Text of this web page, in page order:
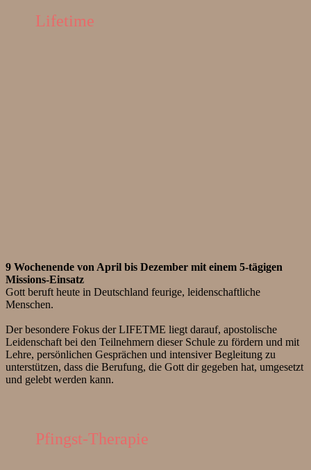
Lifetime
9 Wochenende von April bis Dezember mit einem 5-tägigen
Missions-Einsatz
Gott beruft heute in Deutschland feurige, leidenschaftliche
Menschen.
Der besondere Fokus der LIFETME liegt darauf, apostolische
Leidenschaft bei den Teilnehmern dieser Schule zu fördern und mit
Lehre, persönlichen Gesprächen und intensiver Begleitung zu
unterstützen, dass die Berufung, die Gott dir gegeben hat, umgesetzt
und gelebt werden kann.
Pfingst-Therapie